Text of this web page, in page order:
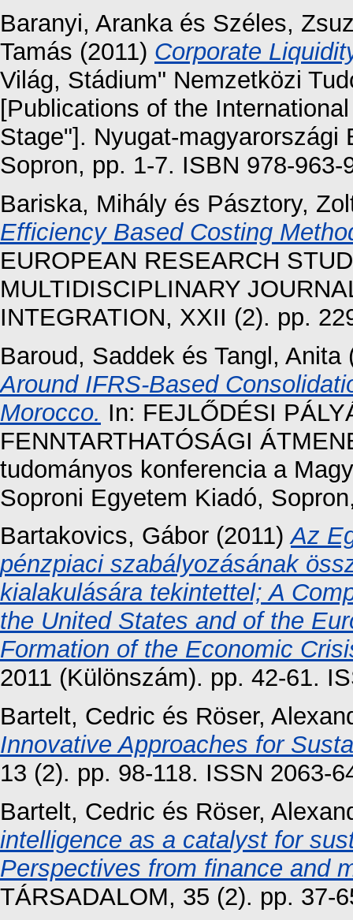
Baranyi, Arankaés Széles,
Tamás (2011) Corporate
Világ, Stádium" Nemzetközi
[Publications of the
Stage"]. Nyugat-magyarországi
Sopron, pp. 1-7. ISBN 978-963-
Bariska, Mihály és Pásztory,
Efficiency Based Costing
EUROPEAN RESEARCH
MULTIDISCIPLINARY
INTEGRATION, XXII (2). pp.
Baroud, Saddek és Tangl, Anita
Around IFRS-Based
Morocco. In: FEJLŐDÉSI
FENNTARTHATÓSÁGI
tudományos konferencia a
Soproni Egyetem Kiadó,
Bartakovics, Gábor (2011)Az
pénzpiaci szabályozásának
kialakulására tekintettel; A
the United States and of the
Formation of the Economic
2011 (Különszám). pp. 42-61.
Bartelt, Cedric és Röser,
Innovative Approaches for
13 (2). pp. 98-118. ISSN 2063-
Bartelt, Cedric és Röser,
intelligence as a catalyst for
Perspectives from finance and
TÁRSADALOM, 35 (2). pp. 37-